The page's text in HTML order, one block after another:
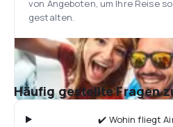
von Angeboten, um Ihre Reise
gestalten.
Häufig gestellte Fragen
✔️ Wohin fliegt